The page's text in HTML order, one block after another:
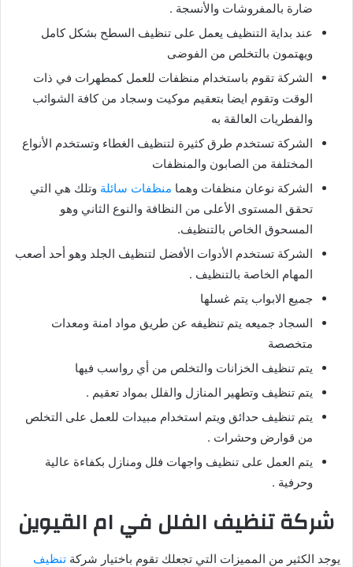
ضارة بالمفروشات والأنسجة .
عند بداية التنظيف يعمل على تنظيف السطح بشكل كامل
ويهتمون بالتخلص من الفوضى
الشركة تقوم باستخدام منظفات للعمل كمطهرات في ذات
الوقت وتقوم ايضا بتعقيم موكيت وسجاد من كافة الشوائب
والفطريات العالقة به
الشركة تستخدم طرق كثيرة لتنظيف الغطاء وتستخدم الأنواع
المختلفة من الصابون والمنظفات
الشركة نوعان منظفات وهما منظفات سائلة وتلك هي التي
تحقق المستوى الأعلى من النظافة والنوع الثاني وهو
المسحوق الخاص بالتنظيف.
الشركة تستخدم الأدوات الأفضل لتنظيف الجلد وهو أحد أصعب
المهام الخاصة بالتنظيف .
جميع الابواب يتم غسلها
السجاد جميعه يتم تنظيفه عن طريق مواد امنة ومعدات
متخصصة
يتم تنظيف الخزانات والتخلص من أي رواسب فيها
يتم تنظيف وتطهير المنازل والفلل بمواد تعقيم .
يتم تنظيف حدائق ويتم استخدام مبيدات للعمل على التخلص
من قوارض وحشرات .
يتم العمل على تنظيف واجهات فلل ومنازل بكفاءة عالية
وحرفية .
شركة تنظيف الفلل في ام القيوين
يوجد الكثير من المميزات التي تجعلك تقوم باختيار شركة تنظيف